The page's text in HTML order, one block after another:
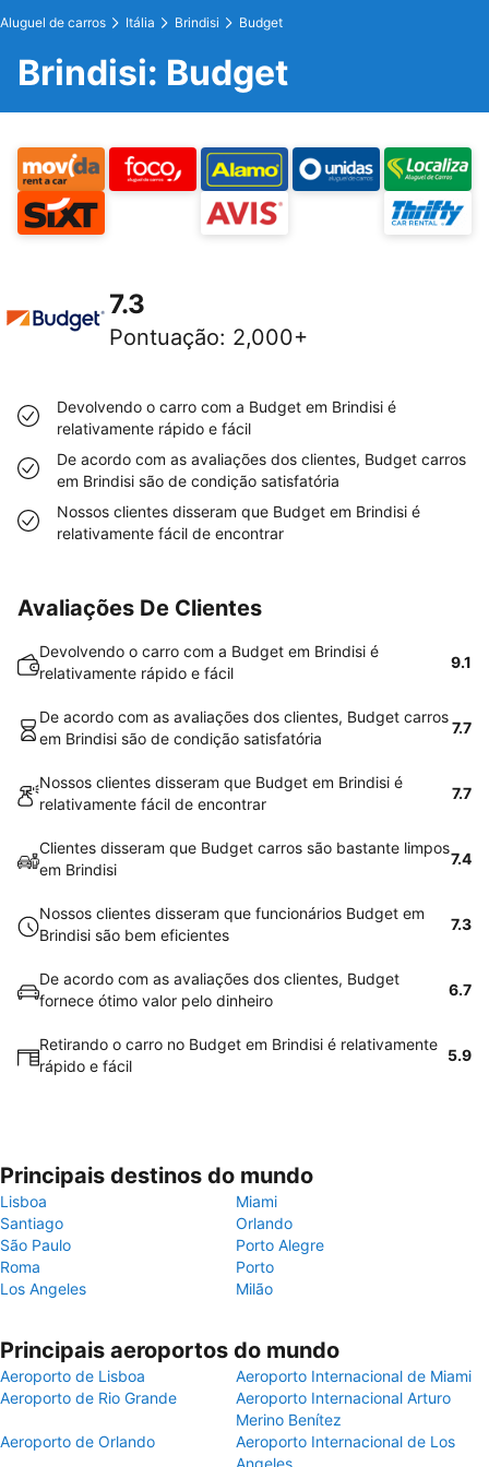
Aluguel de carros Itália Brindisi Budget
Brindisi: Budget
7.3
Pontuação: 2,000+
Devolvendo o carro com a Budget em Brindisi é
relativamente rápido e fácil
De acordo com as avaliações dos clientes, Budget carros
em Brindisi são de condição satisfatória
Nossos clientes disseram que Budget em Brindisi é
relativamente fácil de encontrar
Avaliações De Clientes
Devolvendo o carro com a Budget em Brindisi é
relativamente rápido e fácil
9.1
De acordo com as avaliações dos clientes, Budget carros
em Brindisi são de condição satisfatória
7.7
Nossos clientes disseram que Budget em Brindisi é
relativamente fácil de encontrar
7.7
Clientes disseram que Budget carros são bastante limpos
em Brindisi
7.4
Nossos clientes disseram que funcionários Budget em
Brindisi são bem eficientes
7.3
De acordo com as avaliações dos clientes, Budget
fornece ótimo valor pelo dinheiro
6.7
Retirando o carro no Budget em Brindisi é relativamente
rápido e fácil
5.9
Principais destinos do mundo
Lisboa
Miami
Santiago
Orlando
São Paulo
Porto Alegre
Roma
Porto
Los Angeles
Milão
Principais aeroportos do mundo
Aeroporto de Lisboa
Aeroporto Internacional de Miami
Aeroporto de Rio Grande
Aeroporto Internacional Arturo
Merino Benítez
Aeroporto de Orlando
Aeroporto Internacional de Los
Angeles